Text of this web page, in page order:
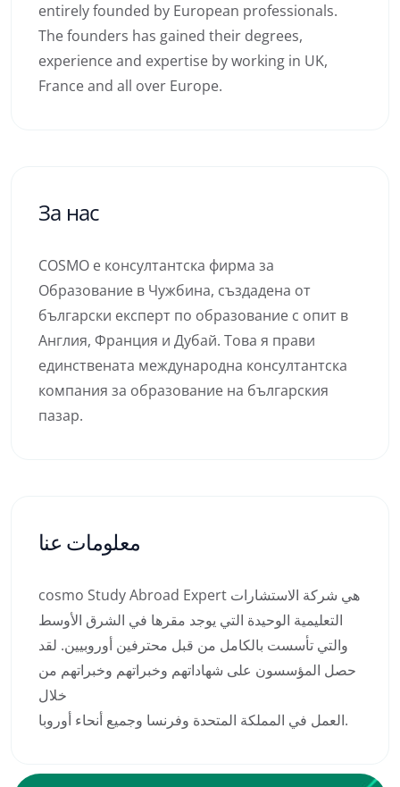
entirely founded by European professionals.
The founders has gained their degrees,
experience and expertise by working in UK,
France and all over Europe.
За нас
COSMO е консултантска фирма за
Образование в Чужбина, създадена от
български експерт по образование с опит в
Англия, Франция и Дубай. Това я прави
единствената международна консултантска
компания за образование на българския
пазар.
معلومات عنا
cosmo Study Abroad Expert هي شركة الاستشارات
التعليمية الوحيدة التي يوجد مقرها في الشرق الأوسط
والتي تأسست بالكامل من قبل محترفين أوروبيين. لقد
حصل المؤسسون على شهاداتهم وخبراتهم وخبراتهم من
خلال
العمل في المملكة المتحدة وفرنسا وجميع أنحاء أوروبا.